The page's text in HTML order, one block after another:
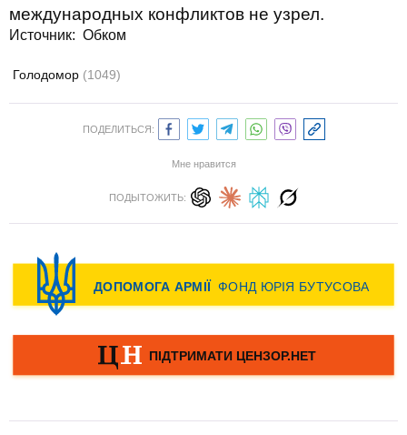
международных конфликтов не узрел.
Источник: Обком
Голодомор (1049)
ПОДЕЛИТЬСЯ:
Мне нравится
ПОДЫТОЖИТЬ: